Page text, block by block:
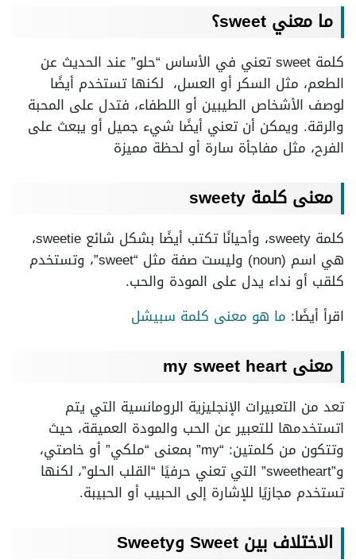
ما معني sweet؟
كلمة sweet تعني في الأساس “حلو” عند الحديث عن
الطعم، مثل السكر أو العسل، لكنها تستخدم أيضًا
لوصف الأشخاص الطيبين أو اللطفاء، فتدل على المحبة
والرقة. ويمكن أن تعني أيضًا شيء جميل أو يبعث على
الفرح، مثل مفاجأة سارة أو لحظة مميزة
معنى كلمة sweety
كلمة sweety، وأحيانًا تكتب أيضًا بشكل شائع sweetie،
هي اسم (noun) وليست صفة مثل “sweet”، وتستخدم
كلقب أو نداء يدل على المودة والحب.
اقرأ أيضًا: ما هو معنى كلمة سبيشل
معنى my sweet heart
تعد من التعبيرات الإنجليزية الرومانسية التي يتم
اتستخدمها للتعبير عن الحب والمودة العميقة، حيث
وتتكون من كلمتين: “my” بمعنى “ملكي” أو خاصتي،
و”sweetheart” التي تعني حرفيًا “القلب الحلو”، لكنها
تستخدم مجازيًا للإشارة إلى الحبيب أو الحبيبة.
الاختلاف بين Sweet وSweety